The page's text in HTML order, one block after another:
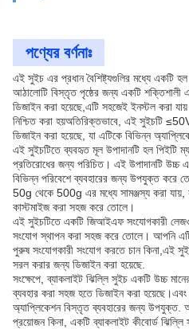
পণ্যের বর্ণনাঃ
এই সুইচ এর প্রধান বৈশিষ্ট্যগুলির মধ্যে
আঠালোটি বিস্তৃত পৃষ্ঠের জন্য একটি শক্তিশালী
ডিজাইন করা হয়েছে,এটি সহজেই ইনস্টল করা
নিশ্চিত করা হয়অতিরিক্তভাবে, এই সুইচটি
ডিজাইন করা হয়েছে, যা এটিকে বিভিন্ন
এই সুইচটিতে ব্যবহৃত মূল উপাদানটি হল পিইটি
প্রতিরোধের জন্য পরিচিত। এই উপাদানটি উচ্চ
বিভিন্ন পরিবেশে ব্যবহারের জন্য উপযুক্ত করে
50g থেকে 500g এর মধ্যে সামঞ্জস্য করা যায়,
কাস্টমাইজ করা সহজ করে তোলে।
এই সুইচটিতে একটি জিআইএফ সংযোগকারী লেজও
সংযোগ স্থাপন করা সহজ করে তোলে। আপনি
পুরুষ সংযোগকারী সংযোগ করতে চান কিনা,এই
সরল করার জন্য ডিজাইন করা হয়েছে.
সংক্ষেপে, ব্যাকলাইট ঝিল্লি সুইচ একটি উচ্চ
ব্যবহার করা সহজ হতে ডিজাইন করা
অ্যাপ্লিকেশন বিস্তৃত ব্যবহারের জন্য উপযুক্ত.
প্রয়োজন কিনা, একটি ব্যাকলাইট কীবোর্ড ঝিল্লি